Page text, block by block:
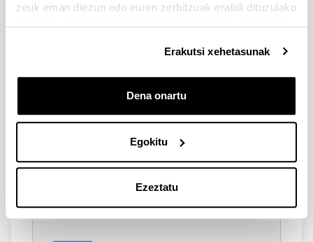
zeuk eman diezun edo euren zerbitzuak erabili dituzulako
eskuratu duten bestelako informazio batekin uztartzeko.
Erakutsi xehetasunak
Dena onartu
Egokitu
Ezeztatu